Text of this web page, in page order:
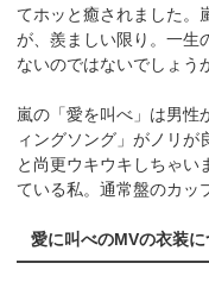
てホッと癒されました。
が、羨ましい限り。一生
ないのではないでしょう
嵐の「愛を叫べ」は男性
ィングソング」がノリが
と尚更ウキウキしちゃい
ている私。通常盤のカッ
愛に叫べのMVの衣装に